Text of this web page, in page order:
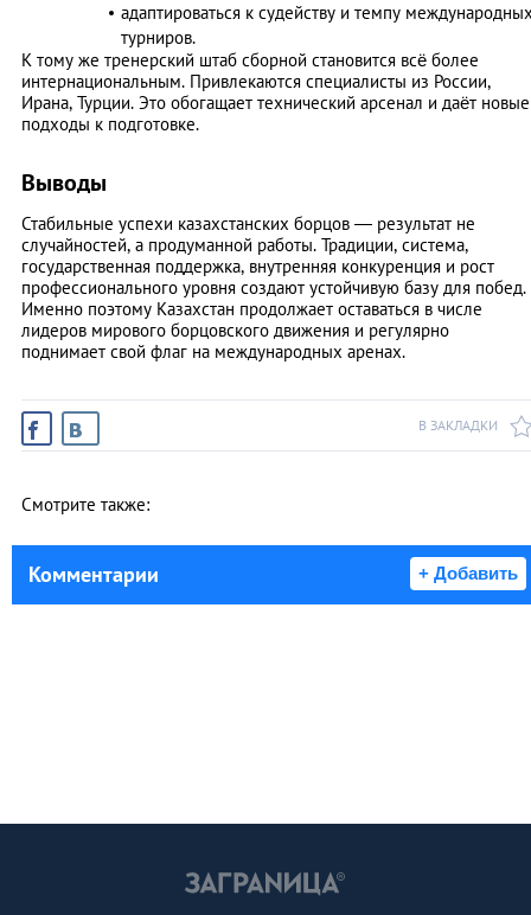
адаптироваться к судейству и темпу
турниров.
К тому же тренерский штаб сборной становится всё более
интернациональным. Привлекаются специалисты из России,
Ирана, Турции. Это обогащает технический арсенал и даёт новые
подходы к подготовке.
Выводы
Стабильные успехи казахстанских борцов — результат не
случайностей, а продуманной работы. Традиции, система,
государственная поддержка, внутренняя конкуренция и рост
профессионального уровня создают устойчивую базу для побед.
Именно поэтому Казахстан продолжает оставаться в числе
лидеров мирового борцовского движения и регулярно
поднимает свой флаг на международных аренах.
В ЗАКЛАДКИ
Смотрите также:
Комментарии + Добавить